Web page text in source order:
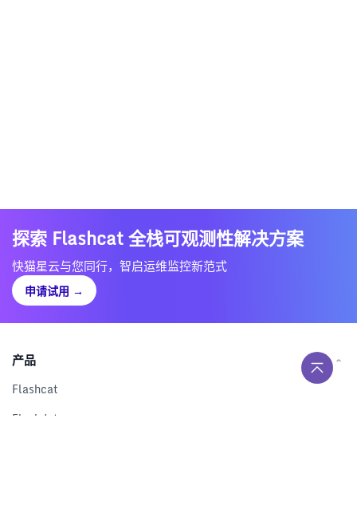
探索 Flashcat 全栈可观测性解决方案
快猫星云与您同行，智启运维监控新范式
申请试用 →
产品
Flashcat
Flashduty